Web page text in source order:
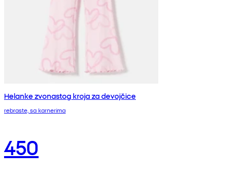
Helanke zvonastog kroja za devojčice
rebraste, sa karnerima
450